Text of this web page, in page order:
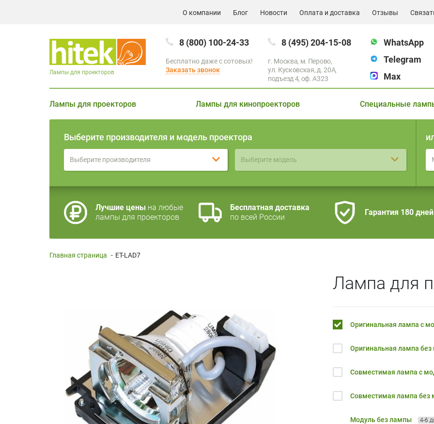
О компании Блог Новости Оплата и доставка Отзывы
8 (800) 100-24-33
Бесплатно даже с сотовых!
Заказать звонок
8 (495) 204-15-08
г. Москва, м. Перово,
ул. Кусковская, д. 20А,
подъезд 4, оф. A323
WhatsApp
Telegram
Max
Лампы для проекторов
Лампы для проекторов Лампы для кинопроекторов Специальные
Выберите производителя и модель проектора
Выберите производителя Выберите модель
Лучшие цены на любые
лампы для проекторов
Бесплатная доставка
по всей России
Гарантия 180 дней
Главная страница - ET-LAD7
Лампа для
Оригинальная лампа с
Оригинальная лампа без
Совместимая лампа с
Совместимая лампа без
Модуль без лампы 4-6